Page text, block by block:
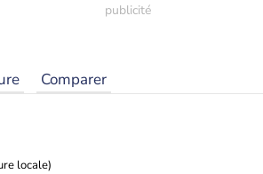
Comparer
locale)